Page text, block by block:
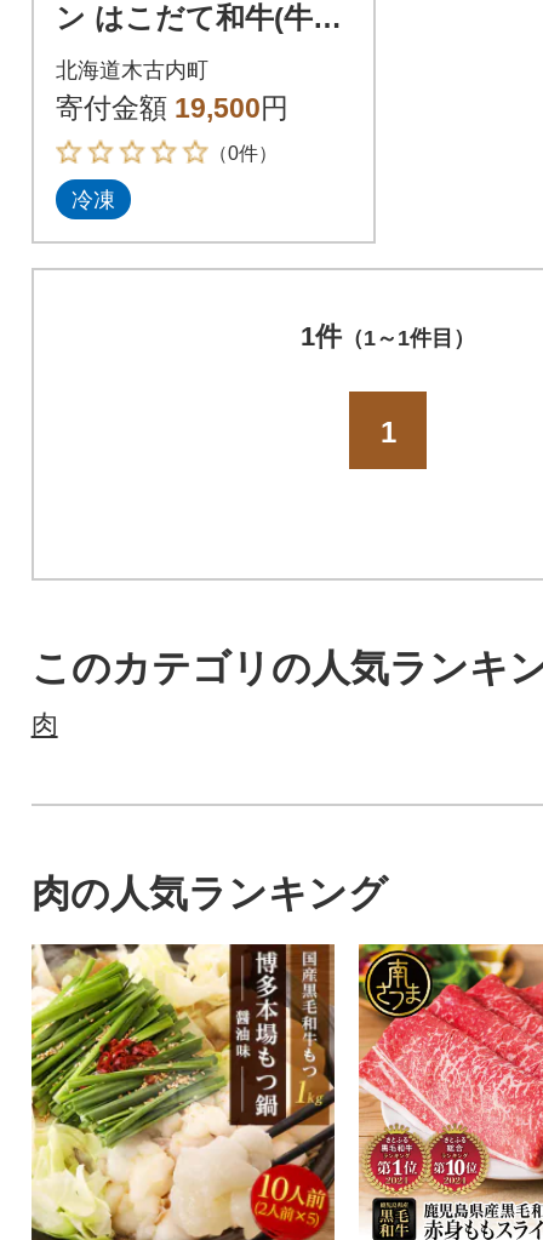
ン はこだて和牛(牛鍋)
と久上の3種の北海道
ジンギスカンセット
北海道木古内町
寄付金額 19,500円
（0件）
冷凍
1件（1～1件目）
1
このカテゴリの人気ランキ
肉
肉の人気ランキング